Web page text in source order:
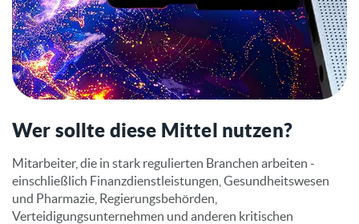
Wer sollte diese Mittel nutzen?
Mitarbeiter, die in stark regulierten Branchen arbeiten -
einschließlich Finanzdienstleistungen, Gesundheitswesen
und Pharmazie, Regierungsbehörden,
Verteidigungsunternehmen und anderen kritischen